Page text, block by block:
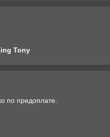
Tony
по предоплате.